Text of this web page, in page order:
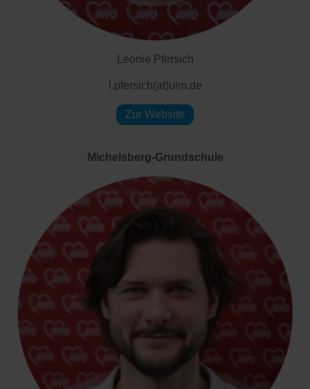
Leonie Pfersich
l.pfersich(at)ulm.de
Zur Website
Michelsberg-Grundschule